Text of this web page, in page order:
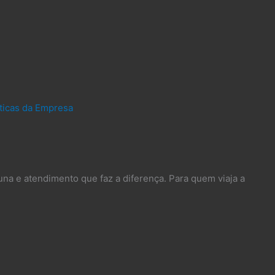
da Empresa
e atendimento que faz a diferença. Para quem viaja a